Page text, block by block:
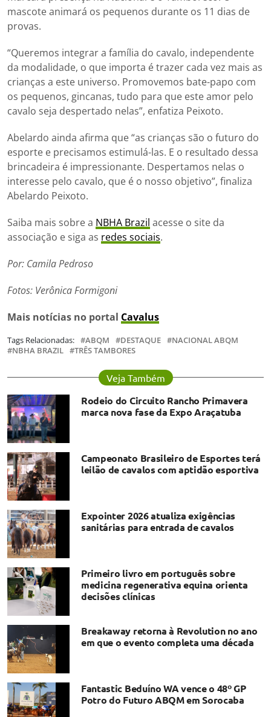
mascote animará os pequenos durante os 11 dias de
provas.
“Queremos integrar a família do cavalo, independente
da modalidade, o que importa é trazer cada vez mais as
crianças a este universo. Promovemos bate-papo com
os pequenos, gincanas, tudo para que este amor pelo
cavalo seja despertado nelas”, enfatiza Peixoto.
Abelardo ainda afirma que “as crianças são o futuro do
esporte e precisamos estimulá-las. E o resultado dessa
brincadeira é impressionante. Despertamos nelas o
interesse pelo cavalo, que é o nosso objetivo”, finaliza
Abelardo Peixoto.
Saiba mais sobre a NBHA Brazil acesse o site da
associação e siga as redes sociais.
Por: Camila Pedroso
Fotos: Verônica Formigoni
Mais notícias no portal Cavalus
Tags Relacionadas: ABQM DESTAQUE
NACIONAL ABQM
NBHA BRAZIL
TRÊS TAMBORES
Veja Também
Rodeio do Circuito Rancho Primavera
marca nova fase da Expo Araçatuba
Campeonato Brasileiro de Esportes terá
leilão de cavalos com aptidão esportiva
Expointer 2026 atualiza exigências
sanitárias para entrada de cavalos
Primeiro livro em português sobre
medicina regenerativa equina orienta
decisões clínicas
Breakaway retorna à Revolution no ano
em que o evento completa uma década
Fantastic Beduíno WA vence o 48º GP
Potro do Futuro ABQM em Sorocaba